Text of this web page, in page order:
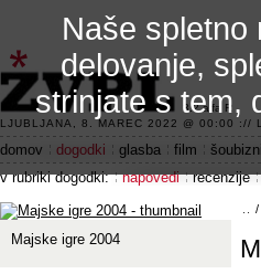
3.2 alfa R
LJUBLJANA, 8. MAREC 2022 @ 00:00
domov dogodki glasba film
v rubriki dogodki:
napovedi recenzije
/
Majske igre 2004
Naše spletno
delovanje,
strinjate s tem,